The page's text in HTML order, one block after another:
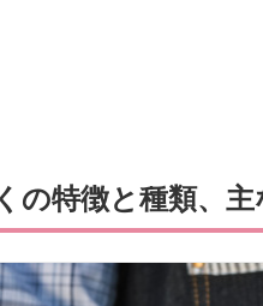
の特徴と種類、主